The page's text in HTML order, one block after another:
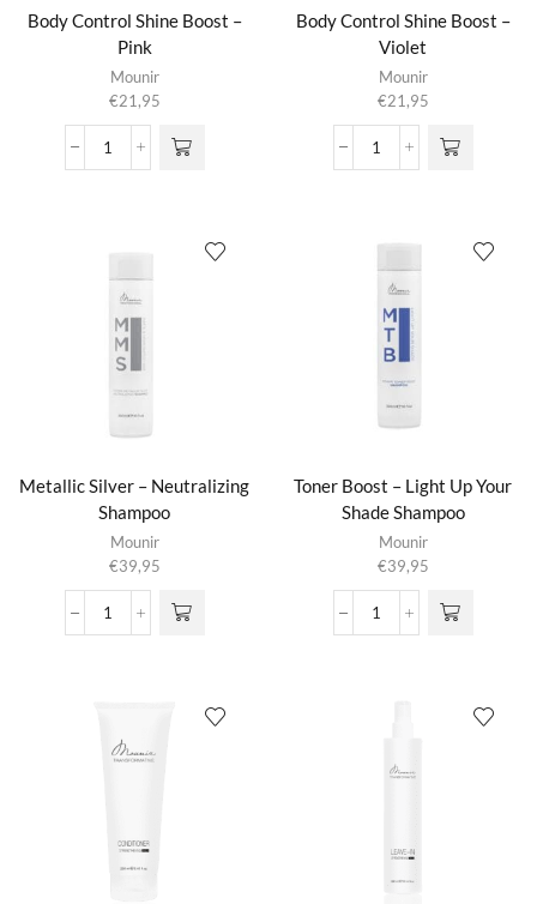
Body Control Shine Boost –
Pink
Mounir
€21,95
Body
aantal
Body Control Shine Boost –
Violet
Mounir
€21,95
Body
-
Violet
aantal
Metallic Silver – Neutralizing
Shampoo
Mounir
€39,95
Metallic
aantal
Toner Boost – Light Up Your
Shade Shampoo
Mounir
€39,95
Toner
Shampoo